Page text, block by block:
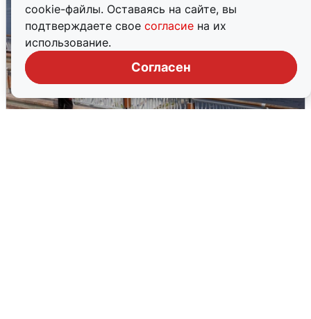
cookie-файлы. Оставаясь на сайте, вы
подтверждаете свое согласие на их
использование.
Согласен